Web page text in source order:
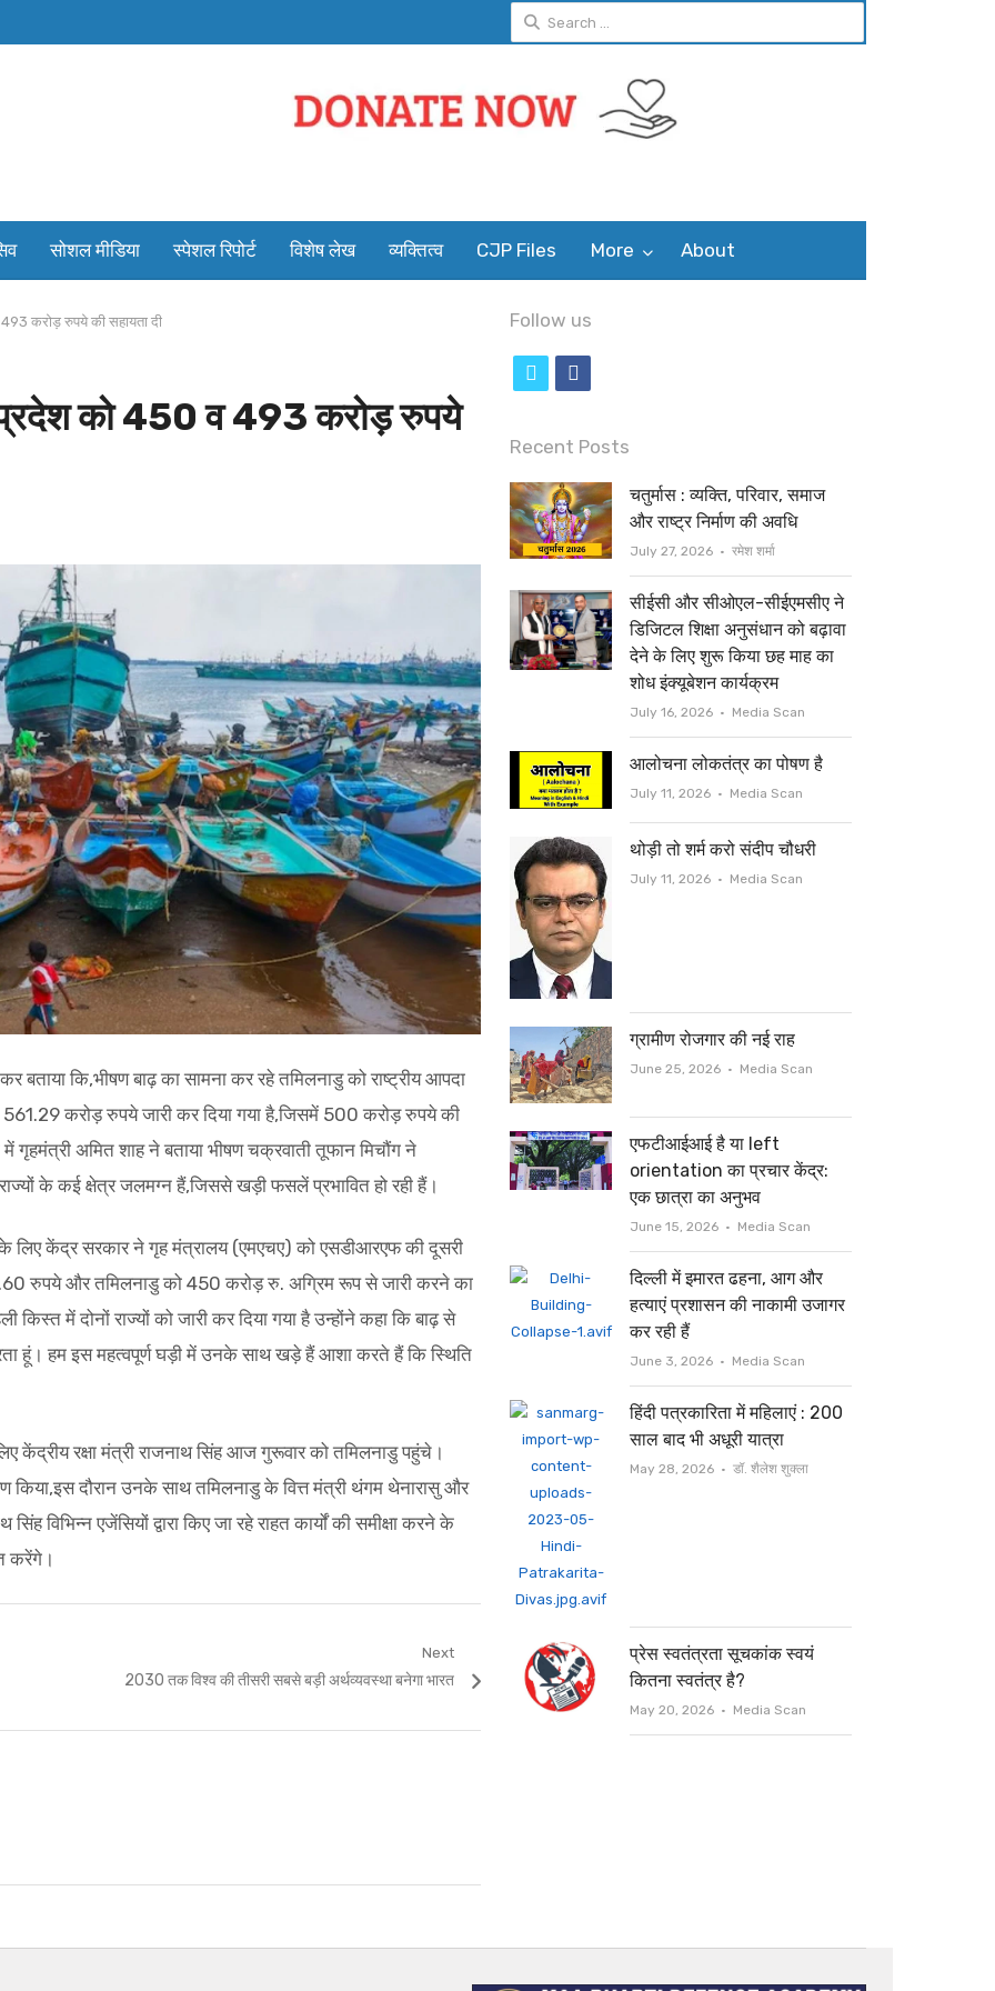
Search
for:
सोशल मीडिया स्पेशल रिपोर्ट विशेष लेख व्यक्तित्व CJP Files More About
करोड़ रुपये की सहायता दी
को 450 व 493 करोड़ रुपये
बताया कि,भीषण बाढ़ का सामना कर रहे तमिलनाडु को राष्ट्रीय आपदा
करोड़ रुपये जारी कर दिया गया है,जिसमें 500 करोड़ रुपये की
गृहमंत्री अमित शाह ने बताया भीषण चक्रवाती तूफान मिचौंग ने
के कई क्षेत्र जलमग्न हैं,जिससे खड़ी फसलें प्रभावित हो रही हैं।
लिए केंद्र सरकार ने गृह मंत्रालय (एमएचए) को एसडीआरएफ की दूसरी
रुपये और तमिलनाडु को 450 करोड़ रु. अग्रिम रूप से जारी करने का
किस्त में दोनों राज्यों को जारी कर दिया गया है उन्होंने कहा कि बाढ़ से
हूं। हम इस महत्वपूर्ण घड़ी में उनके साथ खड़े हैं आशा करते हैं कि स्थिति
रक्षा मंत्री राजनाथ सिंह आज गुरूवार को तमिलनाडु पहुंचे।
किया,इस दौरान उनके साथ तमिलनाडु के वित्त मंत्री थंगम थेनारासु और
विभिन्न एजेंसियों द्वारा किए जा रहे राहत कार्यों की समीक्षा करने के
करेंगे।
Next
Next
2030 तक विश्व की तीसरी सबसे बड़ी अर्थव्यवस्था बनेगा भारत
Follow us
i
t
t
e
r
c
e
b
o
o
k
Recent Posts
चतुर्मास : व्यक्ति, परिवार, समाज
और राष्ट्र निर्माण की अवधि
July 27, 2026 Author
रमेश शर्मा
सीईसी और सीओएल-सीईएमसीए ने
डिजिटल शिक्षा अनुसंधान को बढ़ावा
देने के लिए शुरू किया छह माह का
शोध इंक्यूबेशन कार्यक्रम
July 16, 2026 Author
Media Scan
आलोचना लोकतंत्र का पोषण है
July 11, 2026 Author
Media Scan
थोड़ी तो शर्म करो संदीप चौधरी
July 11, 2026 Author
Media Scan
ग्रामीण रोजगार की नई राह
June 25, 2026 Author
Media Scan
एफटीआईआई है या left
orientation का प्रचार केंद्र:
एक छात्रा का अनुभव
June 15, 2026 Author
Media Scan
दिल्ली में इमारत ढहना, आग और
हत्याएं प्रशासन की नाकामी उजागर
कर रही हैं
June 3, 2026 Author
Media Scan
हिंदी पत्रकारिता में महिलाएं : 200
साल बाद भी अधूरी यात्रा
May 28, 2026 Author
डॉ. शैलेश शुक्ला
प्रेस स्वतंत्रता सूचकांक स्वयं
कितना स्वतंत्र है?
May 20, 2026 Author
Media Scan